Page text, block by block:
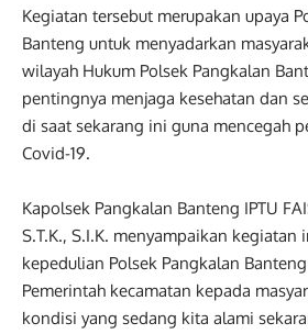
Kegiatan tersebut merupakan upaya
Banteng untuk menyadarkan
wilayah Hukum Polsek Pangkalan
pentingnya menjaga kesehatan dan
di saat sekarang ini guna mencegah
Covid-19.
Kapolsek Pangkalan Banteng IPTU
S.T.K., S.I.K. menyampaikan kegiatan
kepedulian Polsek Pangkalan
Pemerintah kecamatan kepada
kondisi yang sedang kita alami